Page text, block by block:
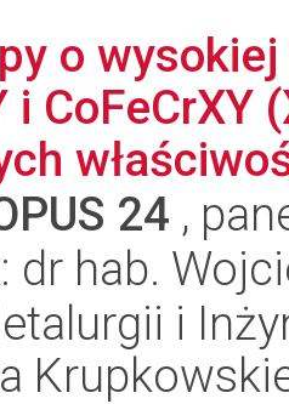
o
i CoFeCrXY
24 ,
dr hab.
i